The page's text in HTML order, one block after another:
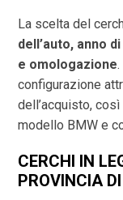
La scelta del
dell’auto, anno
e omologazione
configurazione
dell’acquisto,
modello BMW e
CERCHI IN
PROVINCIA DI